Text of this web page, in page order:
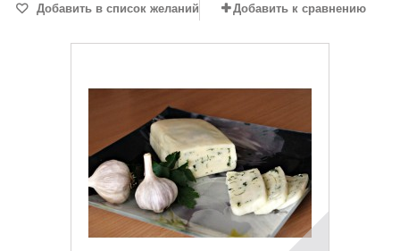
Добавить в список желаний Добавить к сравнению